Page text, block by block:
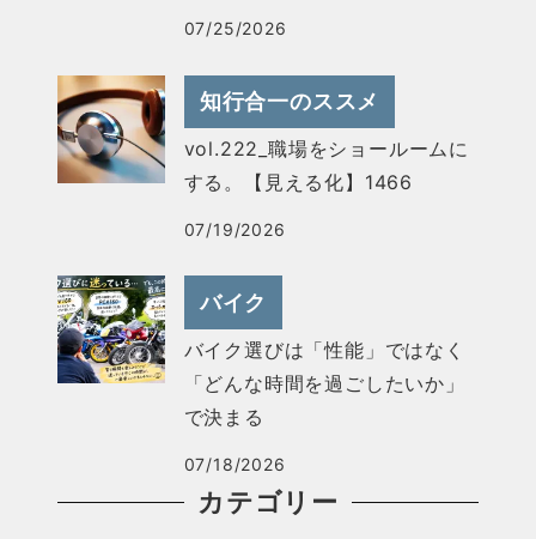
07/25/2026
知行合一のススメ
vol.222_職場をショールームに
する。【見える化】1466
07/19/2026
バイク
バイク選びは「性能」ではなく
「どんな時間を過ごしたいか」
で決まる
07/18/2026
カテゴリー